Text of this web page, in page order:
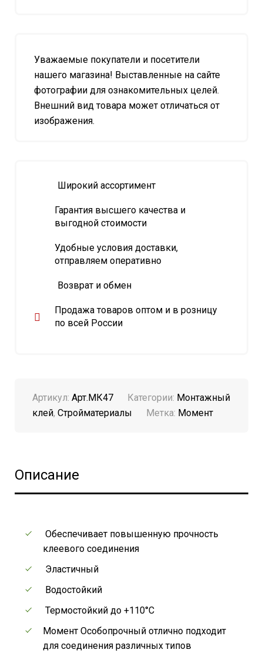
Уважаемые покупатели и посетители
нашего магазина! Выставленные на сайте
фотографии для ознакомительных целей.
Внешний вид товара может отличаться от
изображения.
Широкий ассортимент
Гарантия высшего качества и
выгодной стоимости
Удобные условия доставки,
отправляем оперативно
Возврат и обмен
Продажа товаров оптом и в розницу
по всей России
Артикул: Арт.МК47 Категории: Монтажный
клей, Стройматериалы Метка: Момент
Описание
Обеспечивает повышенную прочность
клеевого соединения
Эластичный
Водостойкий
Термостойкий до +110°C
Момент Особопрочный отлично подходит
для соединения различных типов